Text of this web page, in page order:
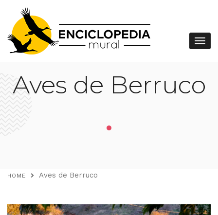
Aves de Berruco
.
HOME Aves de Berruco